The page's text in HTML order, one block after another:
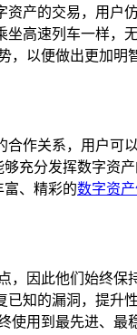
产的交易，用户
高速列车一样，
以便做出更加明
作关系，用户可
充分发挥数字资
富、精彩的数字资
，因此他们始终
已知的漏洞，提升
使用到最先进、最